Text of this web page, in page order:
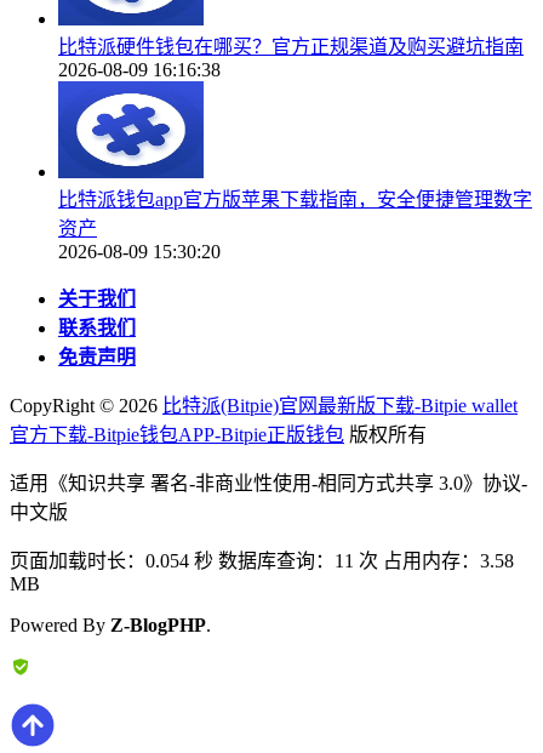
比特派硬件钱包在哪买？官方正规渠道及购买避坑指南
2026-08-09 16:16:38
比特派钱包app官方版苹果下载指南，安全便捷管理数字
资产
2026-08-09 15:30:20
关于我们
联系我们
免责声明
CopyRight © 2026 比特派(Bitpie)官网最新版下载-Bitpie wallet
官方下载-Bitpie钱包APP-Bitpie正版钱包 版权所有
适用《知识共享 署名-非商业性使用-相同方式共享 3.0》协议-
中文版
页面加载时长：0.054 秒 数据库查询：11 次 占用内存：3.58
MB
Powered By Z-BlogPHP.